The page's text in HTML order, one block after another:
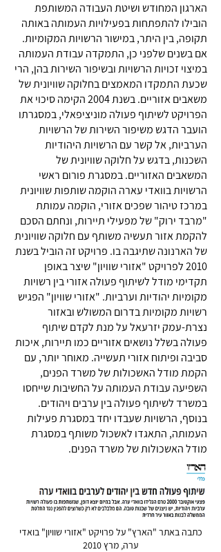
כתבה באתר "הארץ" על פרויקט "אזורי שוויון" בואדי
ערה, מרץ 2010
הארגון המחודש ושיטת העבודה המשותפת
הובילו להתפתחות בפעילויות העמותה באותה
תקופה, בין היתר, במישור הרשויות המקומיות.
אם בשנים שלפני כן, התמקדה עבודת העמותה
במיצוי זכויות הרשויות ובשיפור השירות בהן, הרי
שכעת התמקדו המאמצים בחלוקה שוויונית של
משאבים אזוריים. בשנת 2004 הקימה סיכוי את
הפרויקט לשיתוף פעולה מוניציפאלי, במסגרתו
הועבר הדגש משיפור השירות של הרשויות
הערביות, אל קשר עם הרשויות היהודיות
השכנות, בדגש על חלוקה שוויונית של
המשאבים האזוריים. במסגרת פורום ראשי
הרשויות בוואדי עארה הוקמה שותפות שוויונית
במרכז טיהור שפכים אזורי, הוקמה עמותת
"מרבד ירוק" של מפעילי תיירות, ונחתם הסכם
להקמת אזור תעשיה משותף עם חלוקה שוויונית
של הארנונה שתיגבה בו. פרויקט זה הוביל בשנת
2010 לפרויקט "אזורי שוויון" שיצר באופן
תקדימי מודל לשיתוף פעולה אזורי בין רשויות
מקומיות יהודיות וערביות. "אזורי שוויון" הפגיש
רשויות מקומיות בדרום המשולש ובאזור
נצרת-עמק יזרעאל על מנת לקדם שיתוף
פעולה בשלל נושאים אזוריים כמו תיירות, איכות
סביבה ופיתוח אזורי תעשייה. מאוחר יותר, עם
הקמת מודל האשכולות של משרד הפנים,
השפיעה עבודת העמותה על החשיבות שייחסו
במשרד לשיתוף פעולה בין ערבים ויהודים.
בנוסף, הרשויות שעבדו יחד במסגרת פעילות
העמותה, התאגדו לאשכול משותף במסגרת
מודל האשכולות של משרד הפנים.